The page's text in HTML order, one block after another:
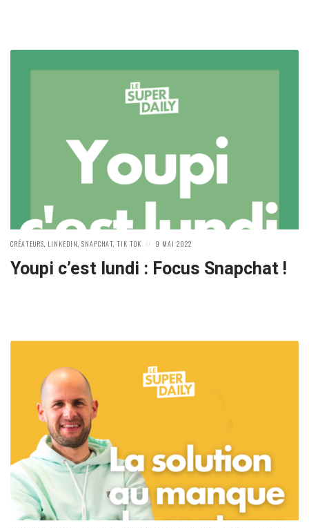
POSTED
CRÉATEURS, LINKEDIN, SNAPCHAT,TIK TOK
POSTED
9 MAI 2022
Youpi c’est lundi : Focus Snapchat !